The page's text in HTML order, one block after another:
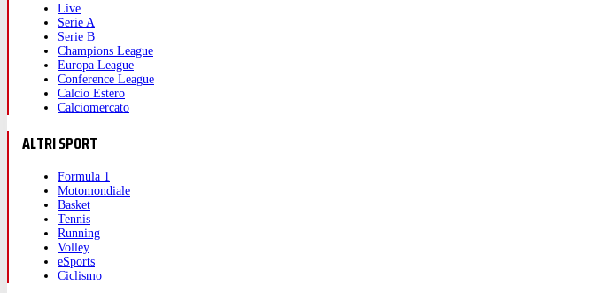
Live
Serie A
Serie B
Champions League
Europa League
Conference League
Calcio Estero
Calciomercato
ALTRI SPORT
Formula 1
Motomondiale
Basket
Tennis
Running
Volley
eSports
Ciclismo